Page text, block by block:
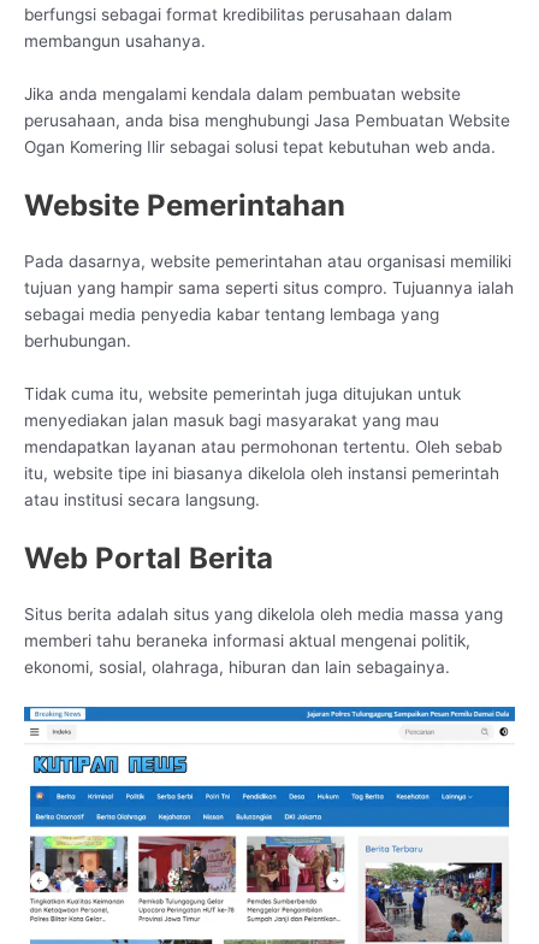
berfungsi sebagai format kredibilitas perusahaan dalam
membangun usahanya.
Jika anda mengalami kendala dalam pembuatan website
perusahaan, anda bisa menghubungi Jasa Pembuatan Website
Ogan Komering Ilir sebagai solusi tepat kebutuhan web anda.
Website Pemerintahan
Pada dasarnya, website pemerintahan atau organisasi memiliki
tujuan yang hampir sama seperti situs compro. Tujuannya ialah
sebagai media penyedia kabar tentang lembaga yang
berhubungan.
Tidak cuma itu, website pemerintah juga ditujukan untuk
menyediakan jalan masuk bagi masyarakat yang mau
mendapatkan layanan atau permohonan tertentu. Oleh sebab
itu, website tipe ini biasanya dikelola oleh instansi pemerintah
atau institusi secara langsung.
Web Portal Berita
Situs berita adalah situs yang dikelola oleh media massa yang
memberi tahu beraneka informasi aktual mengenai politik,
ekonomi, sosial, olahraga, hiburan dan lain sebagainya.